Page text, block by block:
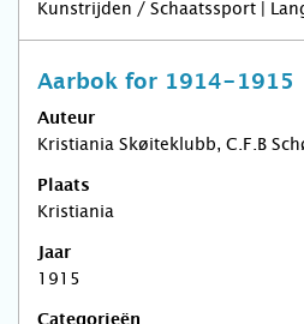
Kunstrijden / Schaatssport |
Aarbok for 1914-1915
Auteur
Kristiania Skøiteklubb, C.F.B
Plaats
Kristiania
Jaar
1915
Categorieën